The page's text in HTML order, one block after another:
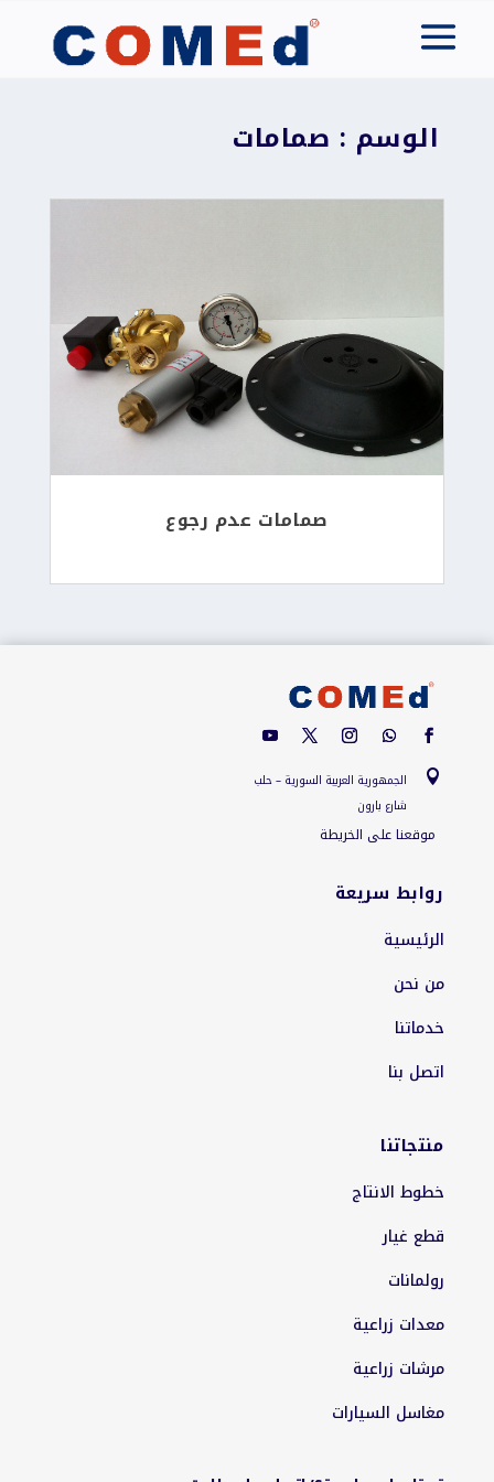
الوسم : صمامات
صمامات عدم رجوع

الجمهورية العربية السورية – حلب
شارع بارون
موقعنا على الخريطة
روابط سريعة
الرئيسية
من نحن
خدماتنا
اتصل بنا
منتجاتنا
خطوط الانتاج
قطع غيار
رولمانات
معدات زراعية
مرشات زراعية
مغاسل السيارات